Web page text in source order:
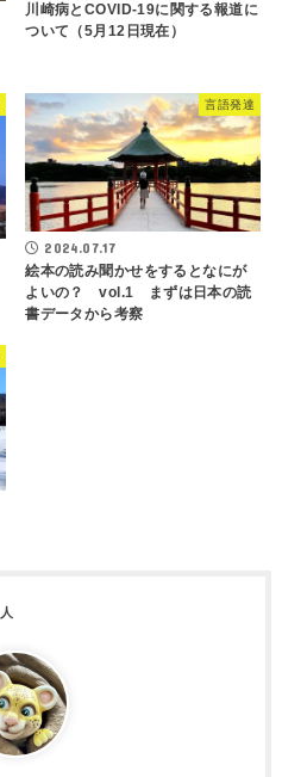
川崎病とCOVID-19に関する報道に
ついて（5月12日現在）
言語発達
2024.07.17
絵本の読み聞かせをするとなにが
よいの？ vol.1 まずは日本の読
書データから考察